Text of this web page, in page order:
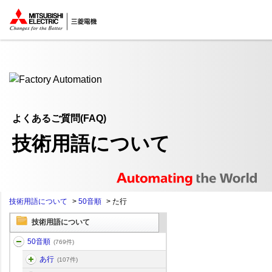
ここから本文
よくあるご質問(FAQ)
技術用語について
技術用語について > 50音順 > た行
技術用語について
50音順 (769件)
あ行 (107件)